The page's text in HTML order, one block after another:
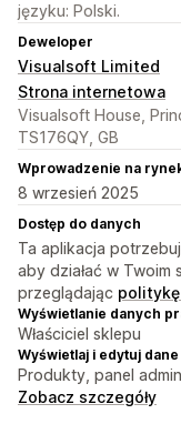
języku: Polski.
Deweloper
Visualsoft Limited
Strona internetowa
Visualsoft House,
TS176QY, GB
Wprowadzenie na
8 wrzesień 2025
Dostęp do danych
Ta aplikacja
aby działać w Twoim
przeglądając
Wyświetlanie danych
Właściciel sklepu
Wyświetlaj i edytuj
Produkty, panel
Zobacz szczegóły